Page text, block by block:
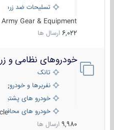
تسلیحات ضد زره
Army Gear & Equipment
6,022 ارسال ها
خودروهای نظامی و
تانک
نفربرها و خودروی
خودرو های
خودرو های محافظت
9,980 ارسال ها